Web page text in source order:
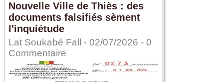
Nouvelle Ville de Thiès : des
documents falsifiés sèment
l'inquiétude
Lat Soukabé Fall - 02/07/2026 - 0
Commentaire